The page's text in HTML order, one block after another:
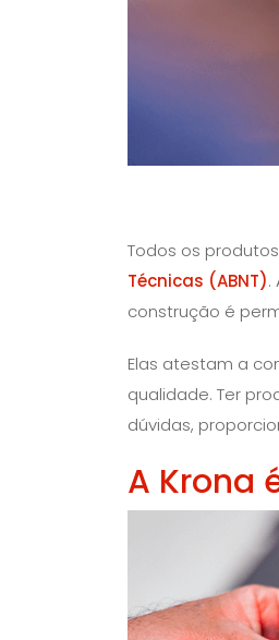
Todos os
Técnicas (ABNT).
construção é
Elas atestam a
qualidade. Ter
dúvidas,
A Krona